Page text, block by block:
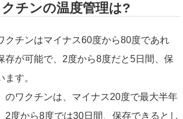
チンの温度管理は?
クチンはマイナス60度から80度であれ
存が可能で、2度から8度だと5日間、保
す。
のワクチンは、マイナス20度で最大半年
2度から8度では30日間、保存できるとし